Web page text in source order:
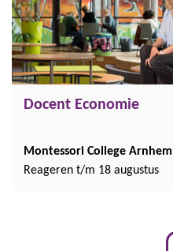
Docent Economie
Montessori College Arnhem
Reageren t/m 18 augustus